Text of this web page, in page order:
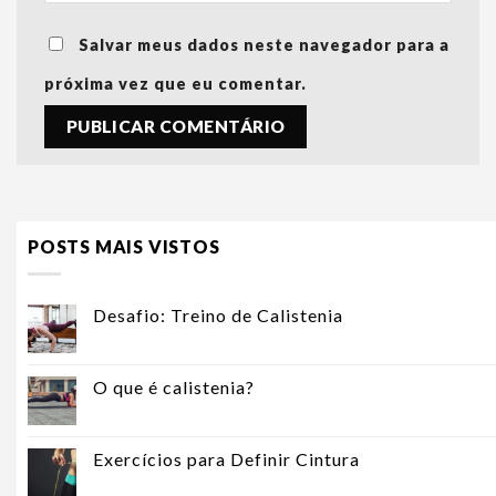
Salvar meus dados neste navegador para a
próxima vez que eu comentar.
POSTS MAIS VISTOS
Desafio: Treino de Calistenia
O que é calistenia?
Exercícios para Definir Cintura